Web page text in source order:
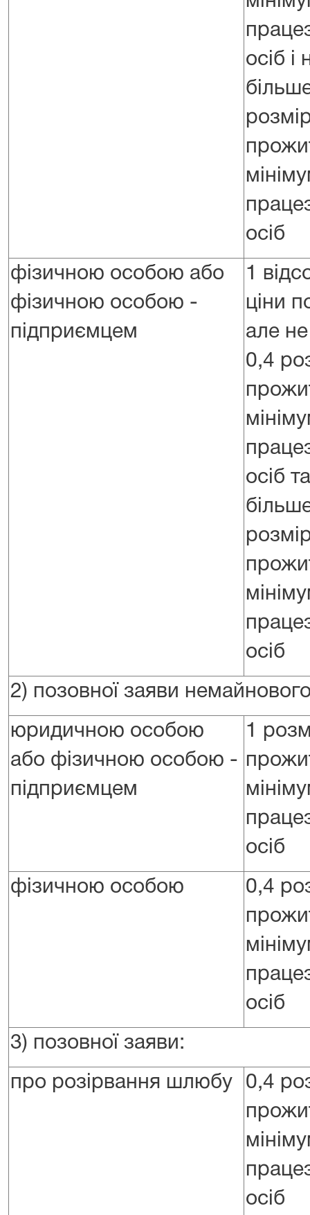
осіб і
осіб
фізичною особою або
фізичною особою -
підприємцем
1
ціни
але
0,4
осіб
осіб
2) позовної заяви
юридичною особою
або фізичною особою -
підприємцем
1
осіб
фізичною особою
0,4
осіб
3) позовної заяви:
про розірвання шлюбу
0,4
осіб